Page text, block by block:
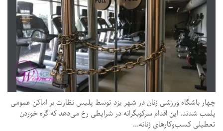
چهار باشگاه ورزشی زنان در شهر یزد توسط پلیس نظارت بر اماکن عمومی
پلمب شدند. این اقدام سرکوبگرانه در شرایطی رخ می‌دهد که گره خوردن
تعطیلی کسب‌وکارهای زنانه...